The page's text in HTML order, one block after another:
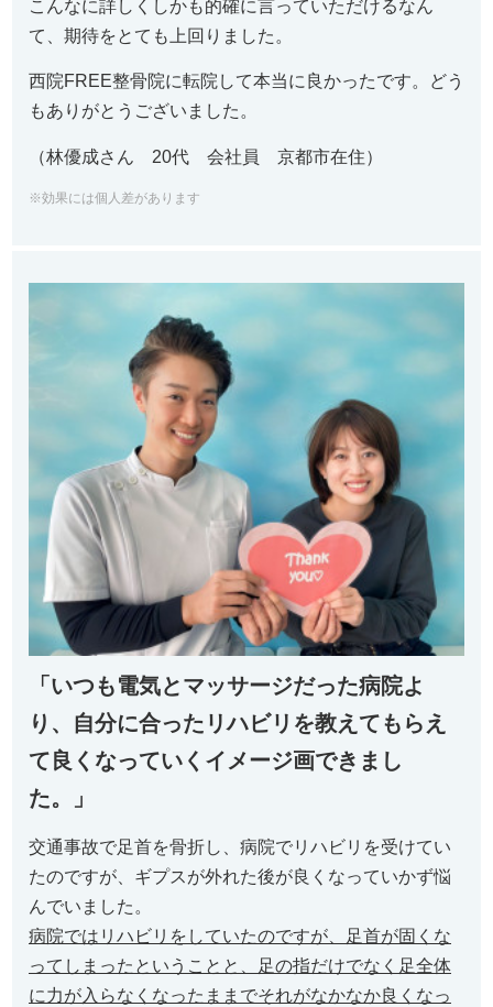
こんなに詳しくしかも的確に言っていただけるなん
て、期待をとても上回りました。
西院FREE整骨院に転院して本当に良かったです。どう
もありがとうございました。
（林優成さん 20代 会社員 京都市在住）
※効果には個人差があります
「いつも電気とマッサージだった病院よ
り、自分に合ったリハビリを教えてもらえ
て良くなっていくイメージ画できまし
た。」
交通事故で足首を骨折し、病院でリハビリを受けてい
たのですが、ギプスが外れた後が良くなっていかず悩
んでいました。
病院ではリハビリをしていたのですが、足首が固くな
ってしまったということと、足の指だけでなく足全体
に力が入らなくなったままでそれがなかなか良くなっ